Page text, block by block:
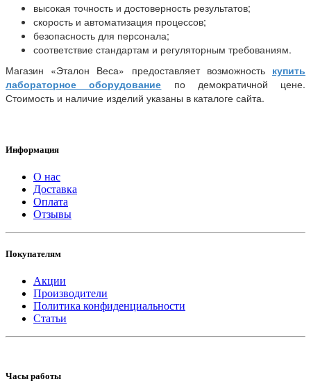
высокая точность и достоверность результатов;
скорость и автоматизация процессов;
безопасность для персонала;
соответствие стандартам и регуляторным требованиям.
Магазин «Эталон Веса» предоставляет возможность купить
лабораторное оборудование по демократичной цене.
Стоимость и наличие изделий указаны в каталоге сайта.
Информация
О нас
Доставка
Оплата
Отзывы
Покупателям
Акции
Производители
Политика конфиденциальности
Статьи
Часы работы